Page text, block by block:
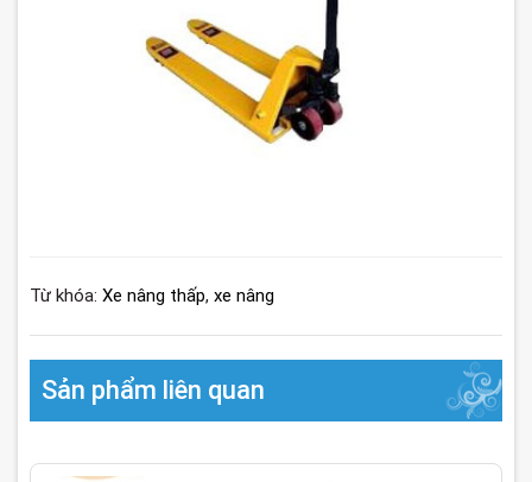
Từ khóa: Xe nâng thấp, xe nâng
Sản phẩm liên quan